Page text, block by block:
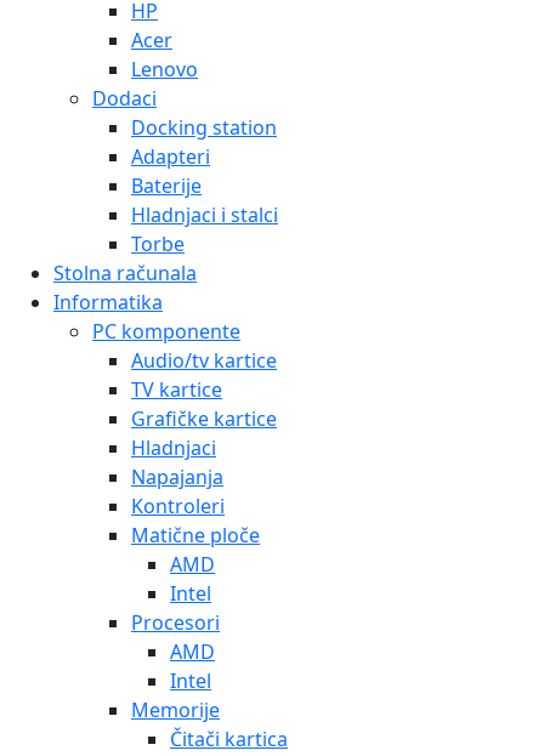
HP
Acer
Lenovo
Dodaci
Docking station
Adapteri
Baterije
Hladnjaci i stalci
Torbe
Stolna računala
Informatika
PC komponente
Audio/tv kartice
TV kartice
Grafičke kartice
Hladnjaci
Napajanja
Kontroleri
Matične ploče
AMD
Intel
Procesori
AMD
Intel
Memorije
Čitači kartica